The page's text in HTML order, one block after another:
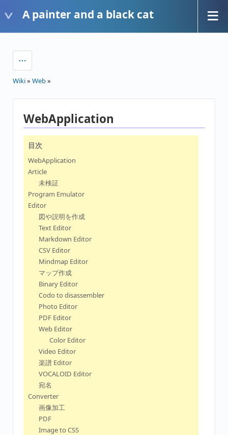
A painter and a black cat
Wiki» Web»
WebApplication
目次
WebApplication
Article
未検証
Program Emulator
Editor
図や説明を作成
Text Editor
Markdown Editor
CSV Editor
Mindmap Editor
マップ作成
Binary Editor
Codo to disassembler
Photo Editor
PDF Editor
Web Editor
Color Editor
Video Editor
楽譜 Editor
VOCALOID Editor
宛名
Converter
画像加工
PDF
Image to CSS